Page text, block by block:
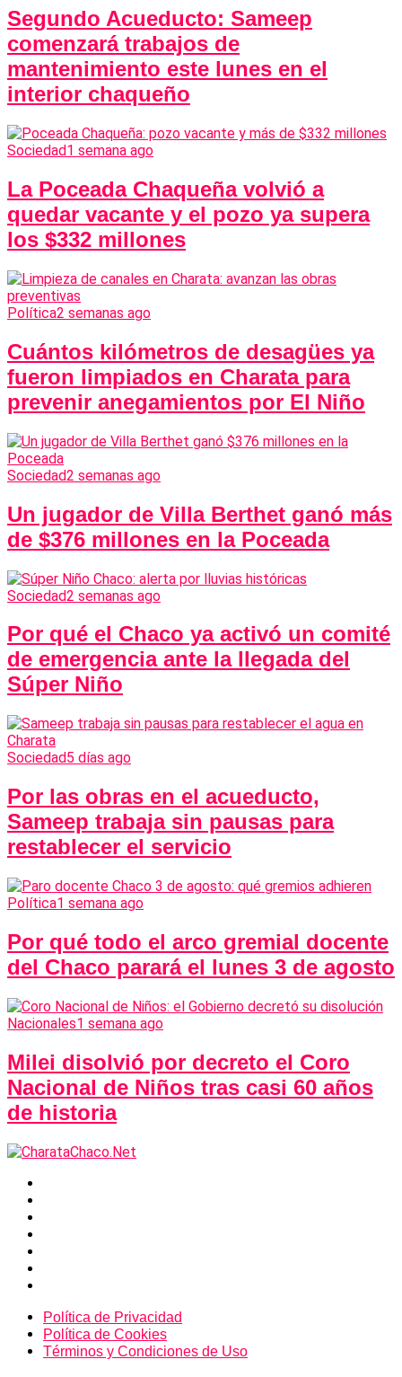
Segundo Acueducto: Sameep
comenzará trabajos de
mantenimiento este lunes en el
interior chaqueño
Sociedad1 semana ago
La Poceada Chaqueña volvió a
quedar vacante y el pozo ya supera
los $332 millones
Política2 semanas ago
Cuántos kilómetros de desagües ya
fueron limpiados en Charata para
prevenir anegamientos por El Niño
Sociedad2 semanas ago
Un jugador de Villa Berthet ganó más
de $376 millones en la Poceada
Sociedad2 semanas ago
Por qué el Chaco ya activó un comité
de emergencia ante la llegada del
Súper Niño
Sociedad5 días ago
Por las obras en el acueducto,
Sameep trabaja sin pausas para
restablecer el servicio
Política1 semana ago
Por qué todo el arco gremial docente
del Chaco parará el lunes 3 de agosto
Nacionales1 semana ago
Milei disolvió por decreto el Coro
Nacional de Niños tras casi 60 años
de historia
Política de Privacidad
Política de Cookies
Términos y Condiciones de Uso